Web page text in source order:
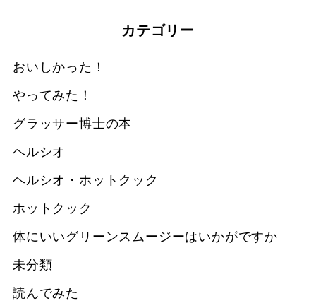
カテゴリー
おいしかった！
やってみた！
グラッサー博士の本
ヘルシオ
ヘルシオ・ホットクック
ホットクック
体にいいグリーンスムージーはいかがですか
未分類
読んでみた